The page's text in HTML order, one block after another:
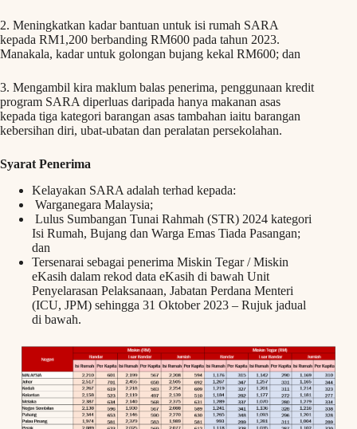
2. Meningkatkan kadar bantuan untuk isi rumah SARA
kepada RM1,200 berbanding RM600 pada tahun 2023.
Manakala, kadar untuk golongan bujang kekal RM600; dan
3. Mengambil kira maklum balas penerima, penggunaan kredit
program SARA diperluas daripada hanya makanan asas
kepada tiga kategori barangan asas tambahan iaitu barangan
kebersihan diri, ubat-ubatan dan peralatan persekolahan.
Syarat Penerima
Kelayakan SARA adalah terhad kepada:
Warganegara Malaysia;
Lulus Sumbangan Tunai Rahmah (STR) 2024 kategori
Isi Rumah, Bujang dan Warga Emas Tiada Pasangan;
dan
Tersenarai sebagai penerima Miskin Tegar / Miskin
eKasih dalam rekod data eKasih di bawah Unit
Penyelarasan Pelaksanaan, Jabatan Perdana Menteri
(ICU, JPM) sehingga 31 Oktober 2023 – Rujuk jadual
di bawah.